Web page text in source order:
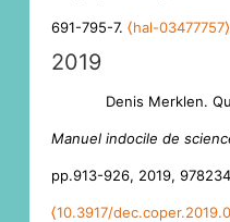
691-795-7. ⟨hal-03477757⟩
2019
Denis Merklen.
Manuel indocile de
pp.913-926, 2019,
⟨10.3917/